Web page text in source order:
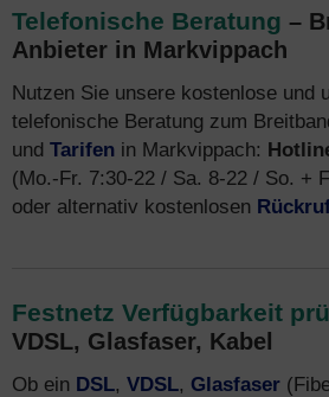
Telefonische Beratung –
Anbieter in Markvippach
Nutzen Sie unsere kostenlose und
telefonische Beratung zum
und Tarifen in Markvippach:
(Mo.-Fr. 7:30-22 / Sa. 8-22 / So. +
oder alternativ kostenlosen
Festnetz Verfügbarkeit
VDSL, Glasfaser, Kabel
Ob ein DSL, VDSL, Glasfaser